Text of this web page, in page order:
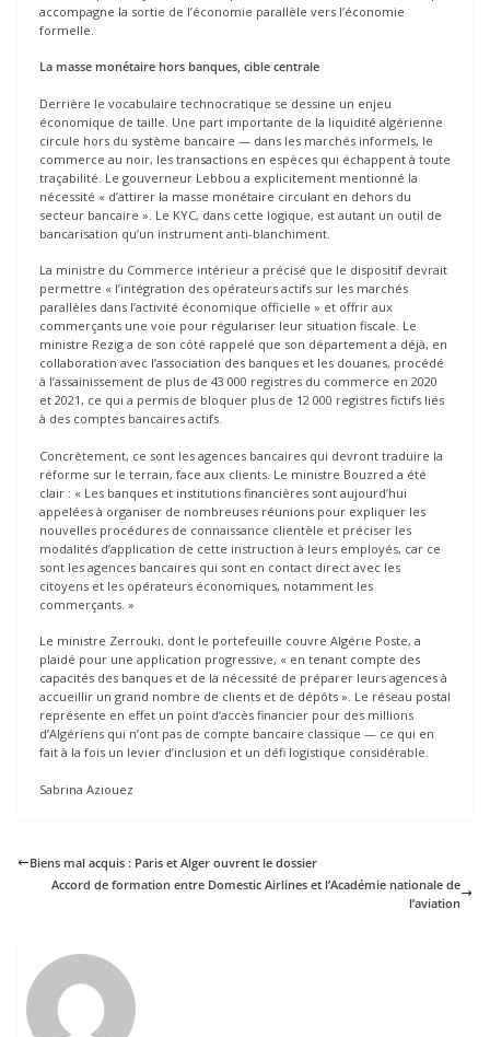
accompagne la sortie de l’économie parallèle vers l’économie
formelle.
La masse monétaire hors banques, cible centrale
Derrière le vocabulaire technocratique se dessine un enjeu
économique de taille. Une part importante de la liquidité algérienne
circule hors du système bancaire — dans les marchés informels, le
commerce au noir, les transactions en espèces qui échappent à toute
traçabilité. Le gouverneur Lebbou a explicitement mentionné la
nécessité « d’attirer la masse monétaire circulant en dehors du
secteur bancaire ». Le KYC, dans cette logique, est autant un outil de
bancarisation qu’un instrument anti-blanchiment.
La ministre du Commerce intérieur a précisé que le dispositif devrait
permettre « l’intégration des opérateurs actifs sur les marchés
parallèles dans l’activité économique officielle » et offrir aux
commerçants une voie pour régulariser leur situation fiscale. Le
ministre Rezig a de son côté rappelé que son département a déjà, en
collaboration avec l’association des banques et les douanes, procédé
à l’assainissement de plus de 43 000 registres du commerce en 2020
et 2021, ce qui a permis de bloquer plus de 12 000 registres fictifs liés
à des comptes bancaires actifs.
Concrètement, ce sont les agences bancaires qui devront traduire la
réforme sur le terrain, face aux clients. Le ministre Bouzred a été
clair : « Les banques et institutions financières sont aujourd’hui
appelées à organiser de nombreuses réunions pour expliquer les
nouvelles procédures de connaissance clientèle et préciser les
modalités d’application de cette instruction à leurs employés, car ce
sont les agences bancaires qui sont en contact direct avec les
citoyens et les opérateurs économiques, notamment les
commerçants. »
Le ministre Zerrouki, dont le portefeuille couvre Algérie Poste, a
plaidé pour une application progressive, « en tenant compte des
capacités des banques et de la nécessité de préparer leurs agences à
accueillir un grand nombre de clients et de dépôts ». Le réseau postal
représente en effet un point d’accès financier pour des millions
d’Algériens qui n’ont pas de compte bancaire classique — ce qui en
fait à la fois un levier d’inclusion et un défi logistique considérable.
Sabrina Aziouez
Biens mal acquis : Paris et Alger ouvrent le dossier
Accord de formation entre Domestic Airlines et l’Académie nationale de
l’aviation